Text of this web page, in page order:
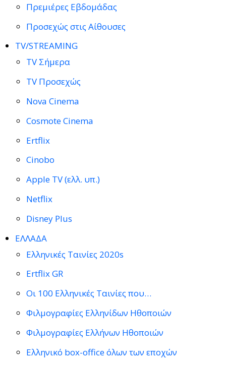
Πρεμιέρες Εβδομάδας
Προσεχώς στις Αίθουσες
TV/STREAMING
TV Σήμερα
TV Προσεχώς
Nova Cinema
Cosmote Cinema
Ertflix
Cinobo
Apple TV (ελλ. υπ.)
Netflix
Disney Plus
ΕΛΛΑΔΑ
Ελληνικές Ταινίες 2020s
Ertflix GR
Οι 100 Ελληνικές Ταινίες που…
Φιλμογραφίες Ελληνίδων Ηθοποιών
Φιλμογραφίες Ελλήνων Ηθοποιών
Ελληνικό box-office όλων των εποχών